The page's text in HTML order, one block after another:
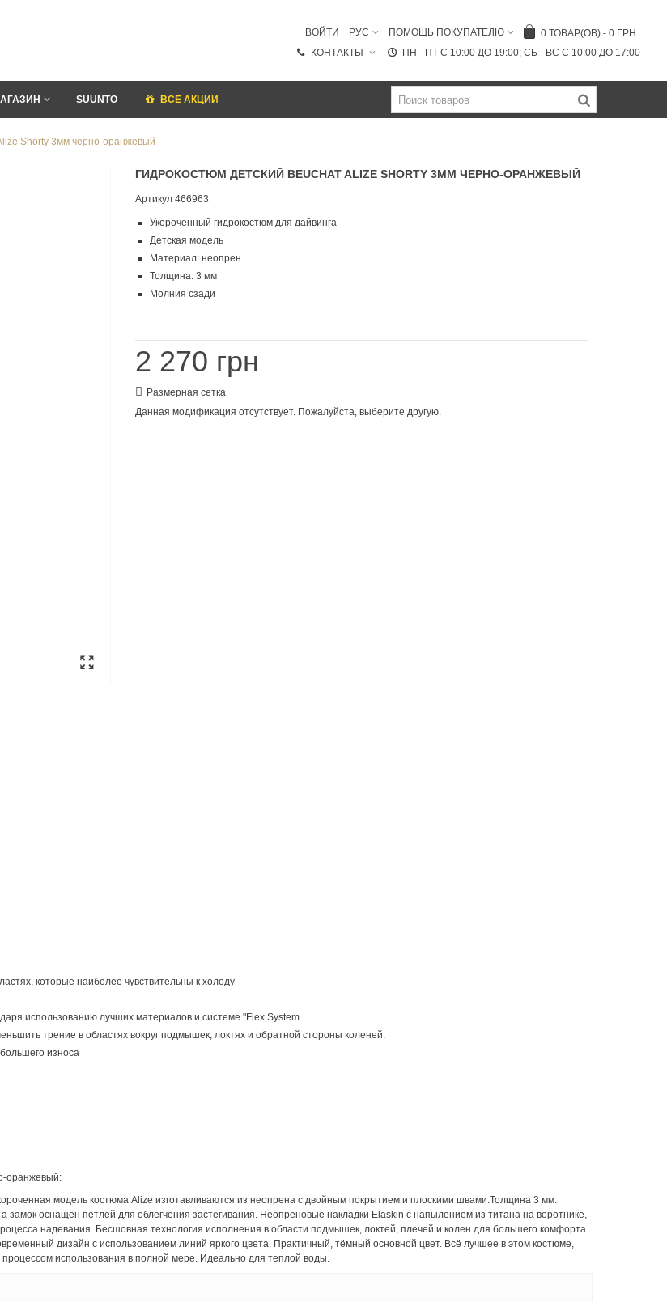
0 ТОВАР(ОВ) - 0 ГРН
ПОМОЩЬ ПОКУПАТЕЛЮ
РУС
ВОЙТИ
ПН - ПТ C 10:00 ДО 19:00; СБ - ВС С 10:00 ДО 17:00
КОНТАКТЫ
SUUNTO ВСЕ АКЦИИ
Shorty 3мм черно-оранжевый
ГИДРОКОСТЮМ ДЕТСКИЙ BЕUCHAT ALIZE SHORTY 3ММ ЧЕРНО-ОРАНЖЕВЫЙ
Артикул 466963
Укороченный гидрокостюм для дайвинга
Детская модель
Материал: неопрен
Толщина: 3 мм
Молния сзади
2 270 грн
Размерная сетка
Данная модификация отсутствует. Пожалуйста, выберите другую.
которые наиболее чувствительны к холоду
использованию лучших материалов и системе "Flex System
трение в областях вокруг подмышек, локтях и обратной стороны коленей.
износа
оранжевый:
модель костюма Alize изготавливаются из неопрена с двойным покрытием и плоскими швами.Толщина 3 мм.
оснащён петлёй для облегчения застёгивания. Неопреновые накладки Elaskin с напылением из титана на воротнике,
надевания. Бесшовная технология исполнения в области подмышек, локтей, плечей и колен для большего комфорта.
дизайн с использованием линий яркого цвета. Практичный, тёмный основной цвет. Всё лучшее в этом костюме,
использования в полной мере. Идеально для теплой воды.